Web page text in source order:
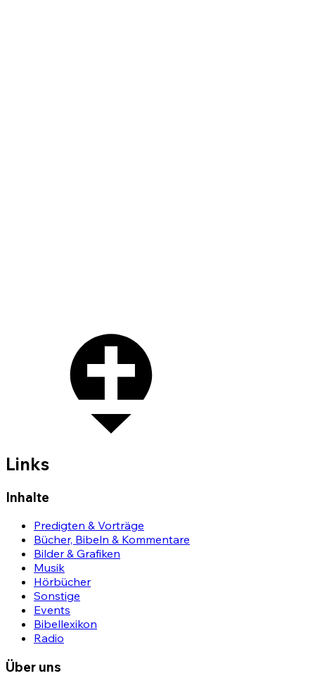
Links
Inhalte
Predigten & Vorträge
Bücher, Bibeln & Kommentare
Bilder & Grafiken
Musik
Hörbücher
Sonstige
Events
Bibellexikon
Radio
Über uns